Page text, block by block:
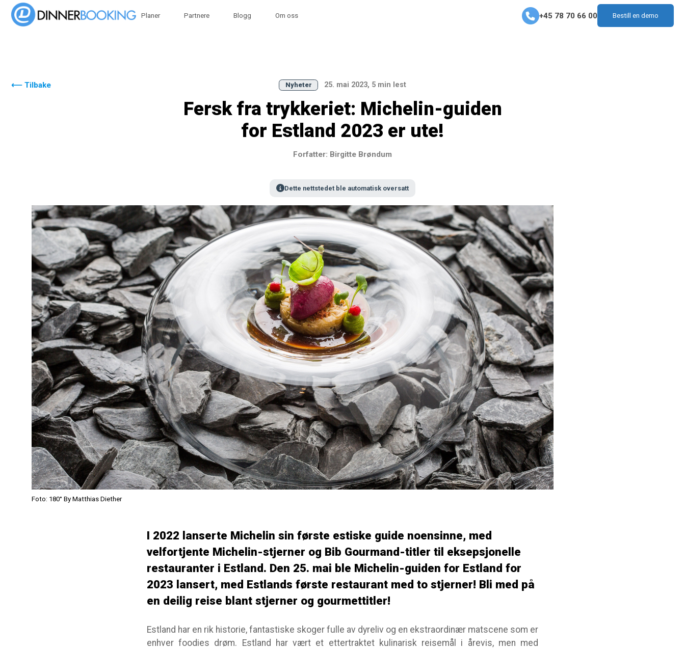
Planer Partnere Blogg Om oss +45 78 70 66 00 Bestill en demo
⟵ Tilbake Nyheter 25. mai 2023, 5 min lest
Fersk fra trykkeriet: Michelin-guiden
for Estland 2023 er ute!
Forfatter: Birgitte Brøndum
Dette nettstedet ble automatisk oversatt
Foto: 180° By Matthias Diether
I 2022 lanserte Michelin sin første estiske guide noensinne, med
velfortjente Michelin-stjerner og Bib Gourmand-titler til eksepsjonelle
restauranter i Estland. Den 25. mai ble Michelin-guiden for Estland for
2023 lansert, med Estlands første restaurant med to stjerner! Bli med på
en deilig reise blant stjerner og gourmettitler!
Estland har en rik historie, fantastiske skoger fulle av dyreliv og en ekstraordinær matscene som er
enhver foodies drøm. Estland har vært et ettertraktet kulinarisk reisemål i årevis, men med